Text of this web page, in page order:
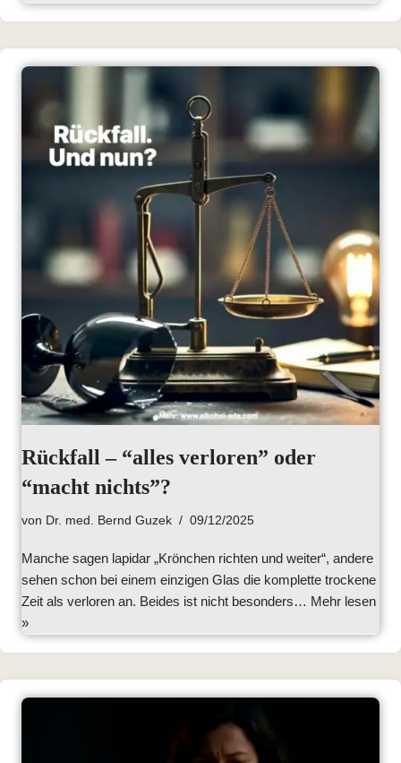
Rückfall – “alles verloren” oder
“macht nichts”?
von Dr. med. Bernd Guzek 09/12/2025
Manche sagen lapidar „Krönchen richten und weiter“, andere
sehen schon bei einem einzigen Glas die komplette trockene
Zeit als verloren an. Beides ist nicht besonders… Mehr lesen
»